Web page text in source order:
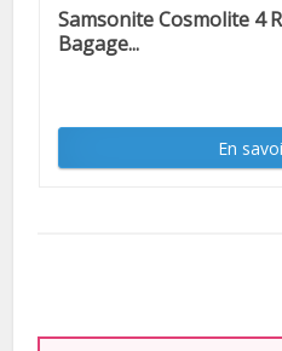
Samsonite Cosmolite 4
Bagage...
En